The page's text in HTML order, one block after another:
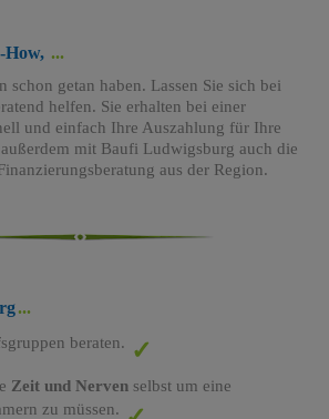
How,
schon getan haben. Lassen Sie sich bei
helfen. Sie erhalten bei einer
und einfach Ihre Auszahlung für Ihre
mit Baufi Ludwigsburg auch die
aus der Region.
beraten.
Zeit und Nervenselbst um eine
zu müssen.